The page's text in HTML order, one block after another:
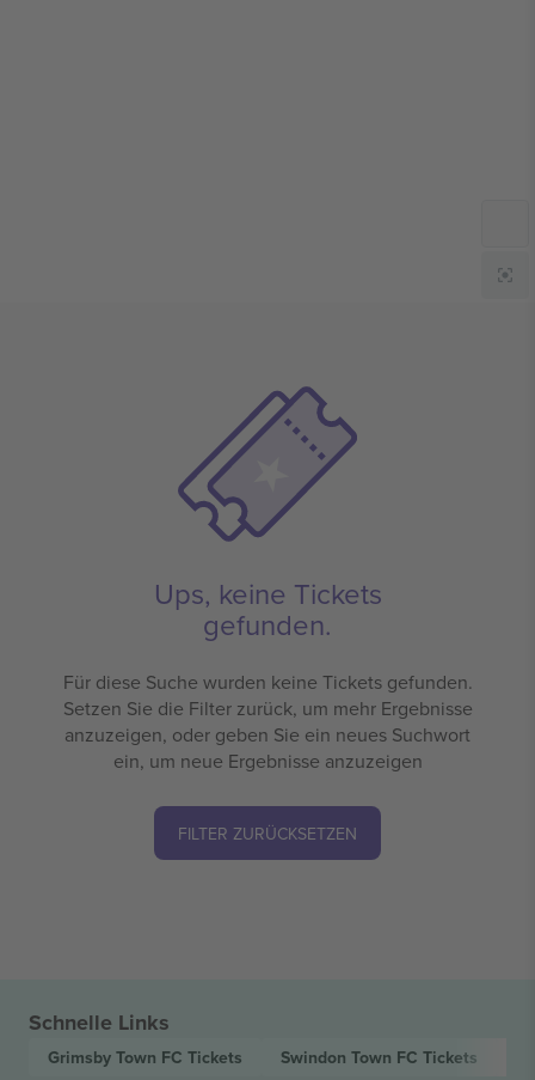
Ups, keine Tickets
gefunden.
Für diese Suche wurden keine Tickets gefunden.
Setzen Sie die Filter zurück, um mehr Ergebnisse
anzuzeigen, oder geben Sie ein neues Suchwort
ein, um neue Ergebnisse anzuzeigen
FILTER ZURÜCKSETZEN
Schnelle Links
Grimsby Town FC Tickets Swindon Town FC Tickets